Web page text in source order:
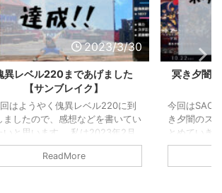
2023/3/30
異レベル220まであげました
【サンブレイク】
はようやく傀異レベル220に到
ましたので、感想などを書いてい
いと思います。 私は2023年2月
は別に傀異レベルは上げなくても
やと思って、あまり進めていませ
ReadMore
冥き夕闇
今回はSAO
き夕闇のス
とめていき
(土)に公開